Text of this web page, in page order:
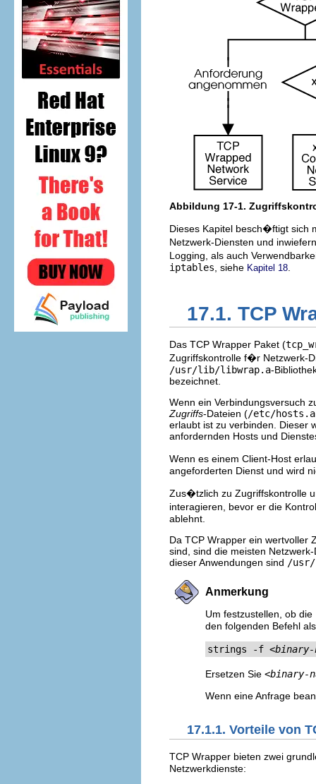
Abbildung 17-1.
Dieses Kapitel besch�ftigt sich
Netzwerk-Diensten und
Logging, als auch
iptables , siehe Kapitel 18
17.1. TCP
Das TCP Wrapper Paket (
Zugriffskontrolle f�r Netzwerk-
/usr/lib/libwrap.a-
bezeichnet.
Wenn ein Verbindungsversuch
Zugriffs-Dateien (/etc/
erlaubt ist zu verbinden. Dieser
anfordernden Hosts und
Wenn es einem Client-Host
angeforderten Dienst und wird
Zus�tzlich zu Zugriffskontrolle
interagieren, bevor er die
ablehnt.
Da TCP Wrapper ein wertvoller
sind, sind die meisten
dieser Anwendungen sind /usr/
Anmerkung
Um festzustellen, ob
den folgenden Befehl
strings -f <binary-
Ersetzen Sie <binary-
Wenn eine Anfrage
17.1.1. Vorteile von
TCP Wrapper bieten zwei
Netzwerkdienste: